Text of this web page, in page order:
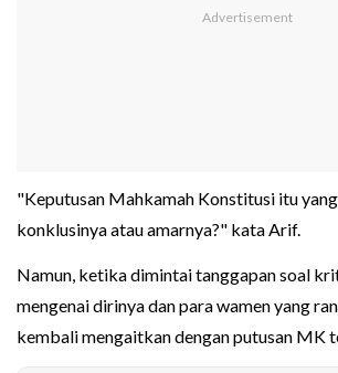
"Keputusan Mahkamah Konstitusi itu
konklusinya atau amarnya?" kata Arif.
Namun, ketika dimintai tanggapan soal
mengenai dirinya dan para wamen yang
kembali mengaitkan dengan putusan MK